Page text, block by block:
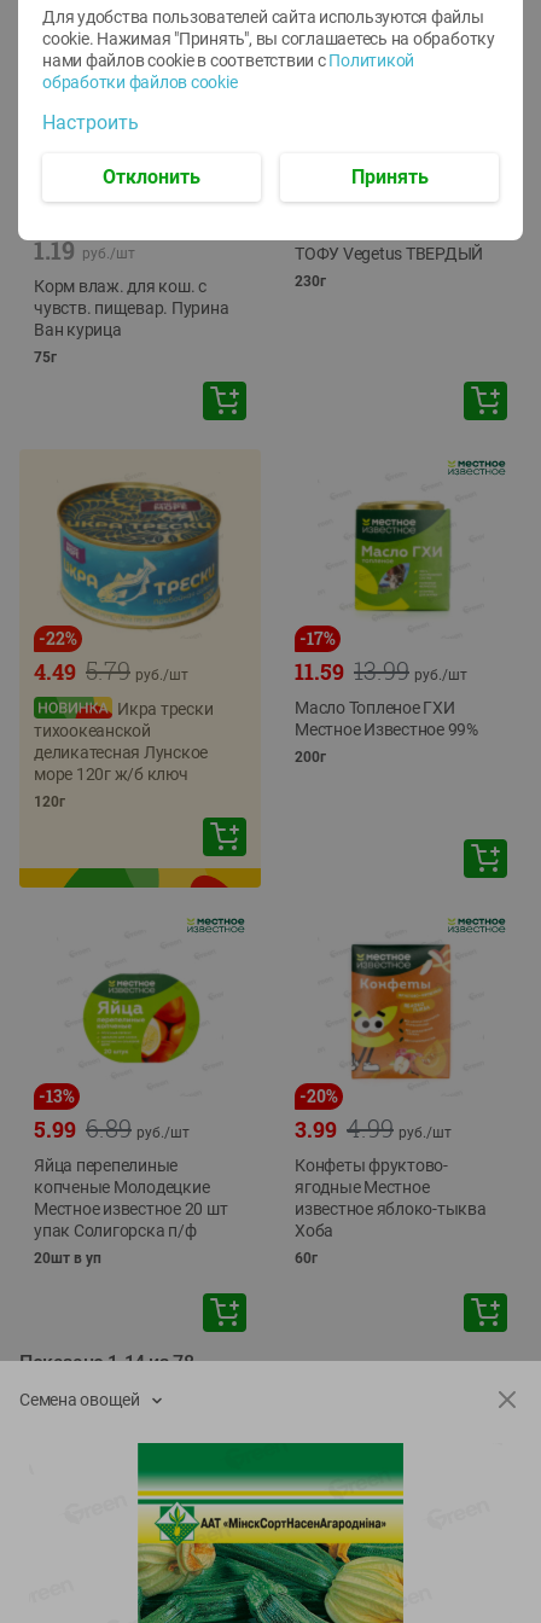
1.19 руб./шт
Корм влаж. для кош. с
чувств. пищевар. Пурина
Ван курица
75г
ТОФУ Vegetus ТВЕРДЫЙ
230г
-22%
5.79
4.49 руб./шт
Икра трески
тихоокеанской
деликатесная Лунское
море 120г ж/б ключ
120г
-17%
13.99
11.59 руб./шт
Масло Топленое ГХИ
Местное Известное 99%
200г
-13%
6.89
5.99 руб./шт
Яйца перепелиные
копченые Молодецкие
Местное известное 20 шт
упак Солигорска п/ф
20шт в уп
-20%
4.99
3.99 руб./шт
Конфеты фруктово-
ягодные Местное
известное яблоко-тыква
Хоба
60г
Показано 1-14 из 78
Каталог товаров
Специально для вас
Семена овощей
Для удобства пользователей сайта используются файлы
cookie. Нажимая "Принять", вы соглашаетесь на обработку
нами файлов cookie в соответствии с Политикой
обработки файлов cookie
Настроить
Отклонить Принять